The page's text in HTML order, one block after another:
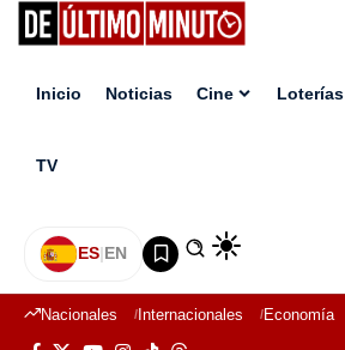
Inicio Noticias Cine Loterías
TV
ES|EN
Nacionales Internacionales Economía